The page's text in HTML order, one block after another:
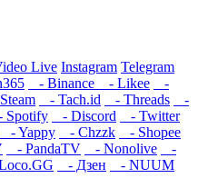
Live Instagram Telegram
- Binance - Likee
-
- Tach.id - Threads
-
Spotify - Discord
- Twitter
- Yappy - Chzzk
- Shopee
- PandaTV - Nonolive
-
- Дзен
- NUUM